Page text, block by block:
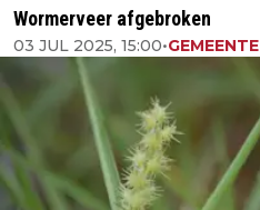
Wormerveer afgebroken
03 JUL 2025, 15:00•GEMEENTE